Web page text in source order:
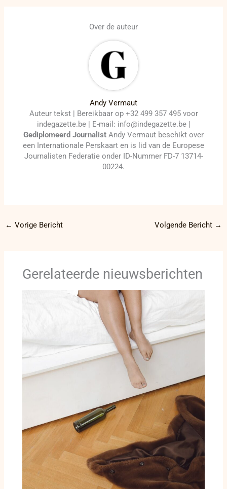
Over de auteur
Andy Vermaut
Auteur tekst | Bereikbaar op +32 499 357 495 voor
indegazette.be | E-mail: info@indegazette.be |
Gediplomeerd Journalist Andy Vermaut beschikt over
een Internationale Perskaart en is lid van de Europese
Journalisten Federatie onder ID-Nummer FD-7 13714-
00224.
← Vorige Bericht Volgende Bericht →
Gerelateerde nieuwsberichten